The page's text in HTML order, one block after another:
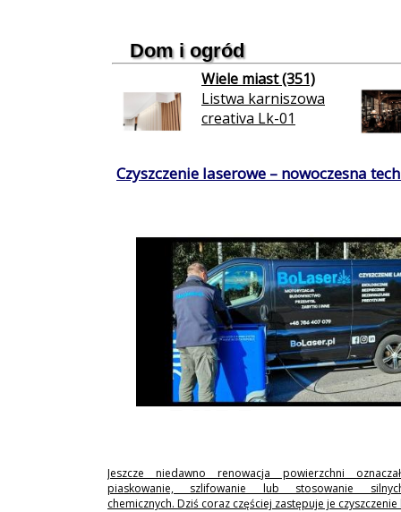
Dom i ogród
Wiele miast (351)
Listwa karniszowa
creativa Lk-01
Czyszczenie laserowe – nowoczesna
Jeszcze niedawno renowacja powierzchni
piaskowanie, szlifowanie lub stosowanie
chemicznych. Dziś coraz częściej zastępuje je